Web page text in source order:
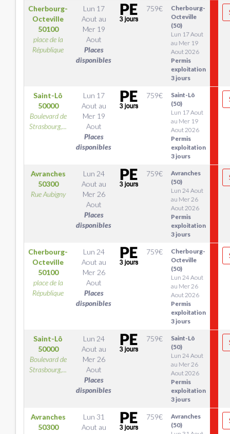
Cherbourg-
Octeville
50100
place de la
République
Lun 17
Aout au
Mer 19
Aout
Places
disponibles
759€
Cherbourg-
Octeville
(50)
Lun 17 Aout
au Mer 19
Aout 2026
Permis
exploitation
3 jours
Saint-Lô
50000
Boulevard de
Strasbourg,...
Lun 17
Aout au
Mer 19
Aout
Places
disponibles
759€
Saint-Lô
(50)
Lun 17 Aout
au Mer 19
Aout 2026
Permis
exploitation
3 jours
Avranches
50300
Rue Aubigny
Lun 24
Aout au
Mer 26
Aout
Places
disponibles
759€
Avranches
(50)
Lun 24 Aout
au Mer 26
Aout 2026
Permis
exploitation
3 jours
Cherbourg-
Octeville
50100
place de la
République
Lun 24
Aout au
Mer 26
Aout
Places
disponibles
759€
Cherbourg-
Octeville
(50)
Lun 24 Aout
au Mer 26
Aout 2026
Permis
exploitation
3 jours
Saint-Lô
50000
Boulevard de
Strasbourg,...
Lun 24
Aout au
Mer 26
Aout
Places
disponibles
759€
Saint-Lô
(50)
Lun 24 Aout
au Mer 26
Aout 2026
Permis
exploitation
3 jours
Avranches
50300
Lun 31
Aout au
759€
Avranches
(50)